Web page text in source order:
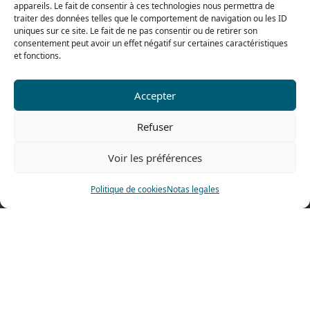
appareils. Le fait de consentir à ces technologies nous permettra de
traiter des données telles que le comportement de navigation ou les ID
uniques sur ce site. Le fait de ne pas consentir ou de retirer son
consentement peut avoir un effet négatif sur certaines caractéristiques
et fonctions.
Accepter
Refuser
Voir les préférences
Politique de cookiesNotas legales
De 8h a 12h30 y de 13h30 a 16h
Contáctenos
Fax: 0033 474 62 81 69
478 rue Alexandre Richetta
69400 Villefranche sur Saône